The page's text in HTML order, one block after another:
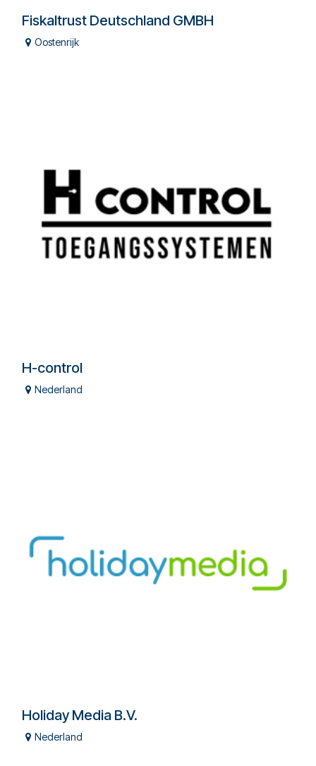
Fiskaltrust Deutschland GMBH
Oostenrijk
H-control
Nederland
Holiday Media B.V.
Nederland